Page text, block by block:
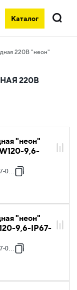
Каталог
Поиск
220В "неон"
220В
"неон"
9,6-
0-50
"неон"
9,6-IP67-
0-50